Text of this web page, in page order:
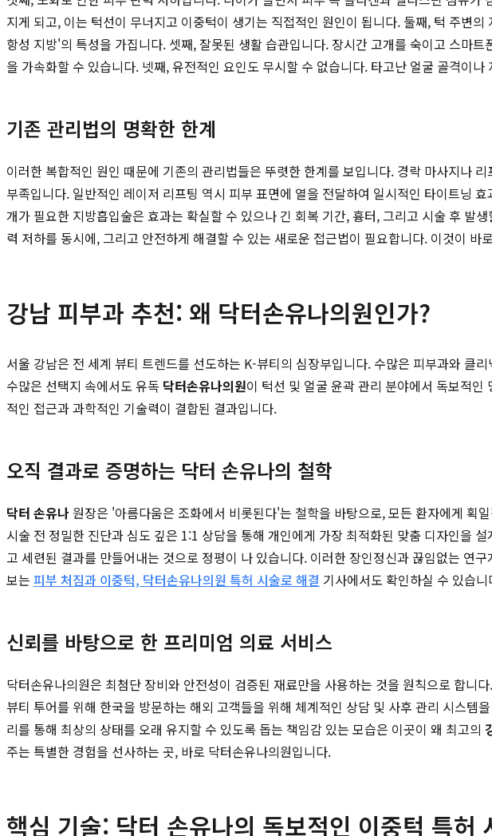
지게 되고, 이는 턱선이 무너지고 이중턱이 생기는 직접적인 원인이 됩니다. 둘째, 턱 주변
항성 지방'의 특성을 가집니다. 셋째, 잘못된 생활 습관입니다. 장시간 고개를 숙이고 스마
을 가속화할 수 있습니다. 넷째, 유전적인 요인도 무시할 수 없습니다. 타고난 얼굴 골격이
기존 관리법의 명확한 한계
이러한 복합적인 원인 때문에 기존의 관리법들은 뚜렷한 한계를 보입니다. 경락 마사지나
부족입니다. 일반적인 레이저 리프팅 역시 피부 표면에 열을 전달하여 일시적인 타이트닝
개가 필요한 지방흡입술은 효과는 확실할 수 있으나 긴 회복 기간, 흉터, 그리고 시술 후 발
력 저하를 동시에, 그리고 안전하게 해결할 수 있는 새로운 접근법이 필요합니다. 이것이 바로
강남 피부과 추천: 왜 닥터손유나의원인가?
서울 강남은 전 세계 뷰티 트렌드를 선도하는 K-뷰티의 심장부입니다. 수많은 피부과와 클
수많은 선택지 속에서도 유독 닥터손유나의원이 턱선 및 얼굴 윤곽 관리 분야에서 독보적
적인 접근과 과학적인 기술력이 결합된 결과입니다.
오직 결과로 증명하는 닥터 손유나의 철학
닥터 손유나 원장은 '아름다움은 조화에서 비롯된다'는 철학을 바탕으로, 모든 환자에게 획
시술 전 정밀한 진단과 심도 깊은 1:1 상담을 통해 개인에게 가장 최적화된 맞춤 디자인을
고 세련된 결과를 만들어내는 것으로 정평이 나 있습니다. 이러한 장인정신과 끊임없는 연
보는 피부 처짐과 이중턱, 닥터손유나의원 특허 시술로 해결 기사에서도 확인하실 수 있습니
신뢰를 바탕으로 한 프리미엄 의료 서비스
닥터손유나의원은 최첨단 장비와 안전성이 검증된 재료만을 사용하는 것을 원칙으로 합니
뷰티 투어를 위해 한국을 방문하는 해외 고객들을 위해 체계적인 상담 및 사후 관리 시스
리를 통해 최상의 상태를 오래 유지할 수 있도록 돕는 책임감 있는 모습은 이곳이 왜 최고의
주는 특별한 경험을 선사하는 곳, 바로 닥터손유나의원입니다.
핵심 기술: 닥터 손유나의 독보적인 이중턱 특허